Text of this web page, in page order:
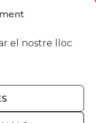
el nostre lloc